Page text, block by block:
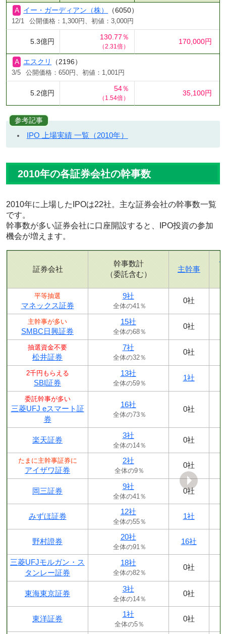
イー・ガーディアン（株）
（6050）
12/1 公開価格：1,300円、初値：3,000円
5.3億円
130.77％
（2.31倍）
170,000円
エスクリ （2196）
3/5 公開価格：650円、初値：1,001円
5.2億円
54％
（1.54倍）
35,100円
参考記事
IPO 上場実績 一覧（2010年）
2010年の各証券会社の幹事数
2010年に上場したIPOは22社。主な証券会社の幹事数一覧
です。
幹事数が多い証券会社に口座開設すると、IPO投資の参加
機会が増えます。
証券会社
幹事数計
（委託含む）
主幹事
平等抽選
マネックス証券
9社
全体の41％
0社
主幹事が多い
SMBC日興証券
15社
全体の68％
0社
抽選資金不要
松井証券
7社
全体の32％
0社
2千円もらえる
SBI証券
13社
全体の59％
1社
委託幹事が多い
三菱UFJ eスマート証
券
16社
全体の73％
0社
楽天証券
3社
全体の14％
0社
たまに主幹事証券に
アイザワ証券
2社
全体の9％
0社
岡三証券
9社
全体の41％
0社
みずほ証券
12社
全体の55％
1社
野村證券
20社
全体の91％
16社
三菱UFJモルガン・ス
タンレー証券
18社
全体の82％
0社
東海東京証券
3社
全体の14％
0社
東洋証券
1社
全体の5％
0社